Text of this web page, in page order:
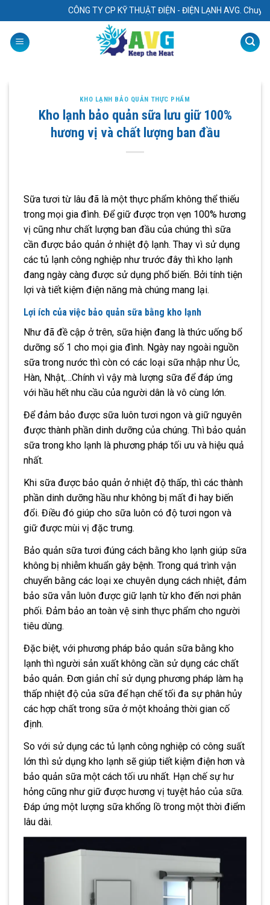
to
content
CÔNG TY CP KỸ THUẬT ĐIỆN - ĐIỆN LẠNH AVG. Chuyên:
KHO LẠNH BẢO QUẢN THỰC PHẨM
Kho lạnh bảo quản sữa lưu giữ 100%
hương vị và chất lượng ban đầu
Sữa tươi từ lâu đã là một thực phẩm không thể thiếu
trong mọi gia đình. Để giữ được trọn vẹn 100% hương
vị cũng như chất lượng ban đầu của chúng thì sữa
cần được bảo quản ở nhiệt độ lạnh. Thay vì sử dụng
các tủ lạnh công nghiệp như trước đây thì kho lạnh
đang ngày càng được sử dụng phổ biến. Bởi tính tiện
lợi và tiết kiệm điện năng mà chúng mang lại.
Lợi ích của việc bảo quản sữa bằng kho lạnh
Như đã đề cập ở trên, sữa hiện đang là thức uống bổ
dưỡng số 1 cho mọi gia đình. Ngày nay ngoài nguồn
sữa trong nước thì còn có các loại sữa nhập như Úc,
Hàn, Nhật,…Chính vì vậy mà lượng sữa để đáp ứng
với hầu hết nhu cầu của người dân là vô cùng lớn.
Để đảm bảo được sữa luôn tươi ngon và giữ nguyên
được thành phần dinh dưỡng của chúng. Thì bảo quản
sữa trong kho lạnh là phương pháp tối ưu và hiệu quả
nhất.
Khi sữa được bảo quản ở nhiệt độ thấp, thì các thành
phần dinh dưỡng hầu như không bị mất đi hay biến
đổi. Điều đó giúp cho sữa luôn có độ tươi ngon và
giữ được mùi vị đặc trưng.
Bảo quản sữa tươi đúng cách bằng kho lạnh giúp sữa
không bị nhiễm khuẩn gây bệnh. Trong quá trình vận
chuyển bằng các loại xe chuyên dụng cách nhiệt, đảm
bảo sữa vẫn luôn được giữ lạnh từ kho đến nơi phân
phối. Đảm bảo an toàn vệ sinh thực phẩm cho người
tiêu dùng.
Đặc biệt, với phương pháp bảo quản sữa bằng kho
lạnh thì người sản xuất không cần sử dụng các chất
bảo quản. Đơn giản chỉ sử dụng phương pháp làm hạ
thấp nhiệt độ của sữa để hạn chế tối đa sự phân hủy
các hợp chất trong sữa ở một khoảng thời gian cố
định.
So với sử dụng các tủ lạnh công nghiệp có công suất
lớn thì sử dụng kho lạnh sẽ giúp tiết kiệm điện hơn và
bảo quản sữa một cách tối ưu nhất. Hạn chế sự hư
hỏng cũng như giữ được hương vị tuyệt hảo của sữa.
Đáp ứng một lượng sữa khổng lồ trong một thời điểm
lâu dài.